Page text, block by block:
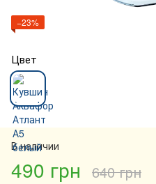
−23%
Цвет
В наличии
490 грн 640 грн